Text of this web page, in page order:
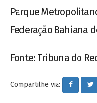
Parque
Federação Bahiana
Fonte: Tribuna do
Compartilhe via: